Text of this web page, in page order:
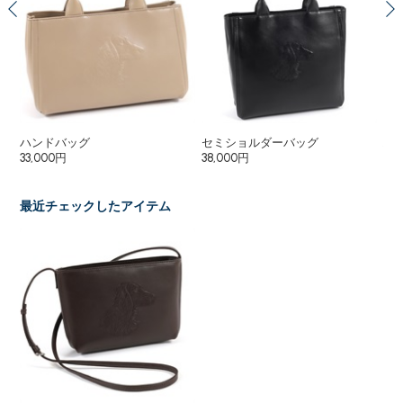
ハンドバッグ
33,000円
セミショルダーバッグ
38,000円
最近チェックしたアイテム